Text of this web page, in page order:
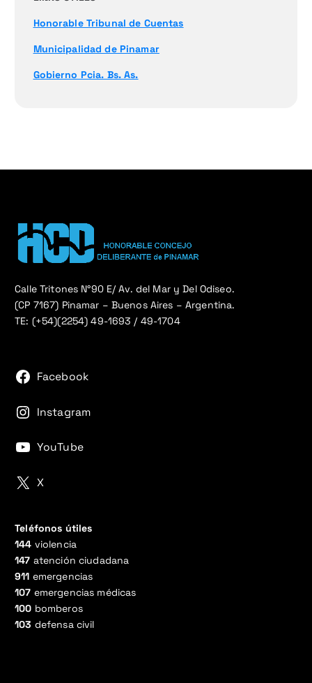
Honorable Tribunal de Cuentas
Municipalidad de Pinamar
Gobierno Pcia. Bs. As.
Calle Tritones N°90 E/ Av. del Mar y Del Odiseo.
(CP 7167) Pinamar – Buenos Aires – Argentina.
TE: (+54)(2254) 49-1693 / 49-1704
Facebook
Instagram
YouTube
X
Teléfonos útiles
144 violencia
147 atención ciudadana
911 emergencias
107 emergencias médicas
100 bomberos
103 defensa civil